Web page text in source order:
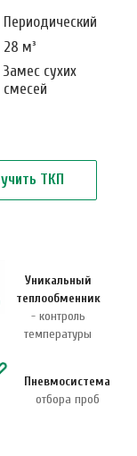
Периодический
28 м³
Замес сухих
смесей
ТКП
Уникальный
теплообменник
- контроль
температуры
Пневмосистема
отбора проб